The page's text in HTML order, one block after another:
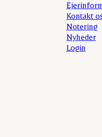
Kontakt
Notering
Nyheder
Login